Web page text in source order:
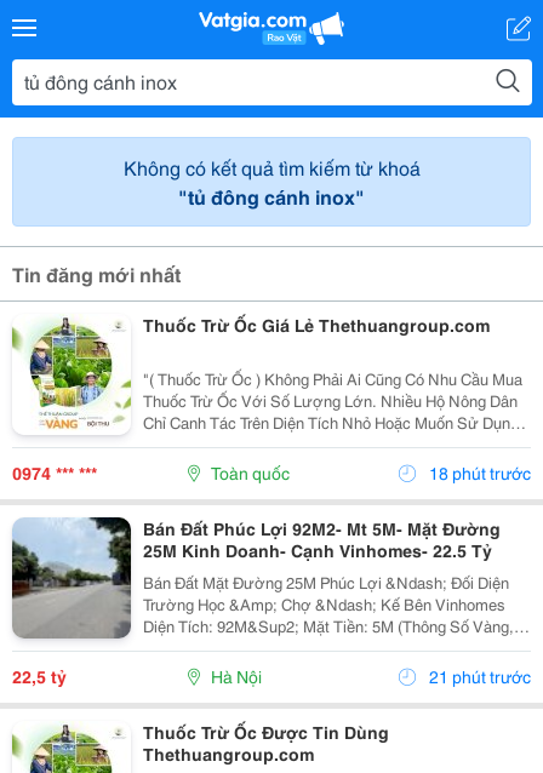
Không có kết quả tìm kiếm từ khoá
"tủ đông cánh inox"
Tin đăng mới nhất
Thuốc Trừ Ốc Giá Lẻ Thethuangroup.com
"( Thuốc Trừ Ốc ) Không Phải Ai Cũng Có Nhu Cầu Mua
Thuốc Trừ Ốc Với Số Lượng Lớn. Nhiều Hộ Nông Dân
Chỉ Canh Tác Trên Diện Tích Nhỏ Hoặc Muốn Sử Dụng
Thử Trước Khi Quyết Định Nhập Nhiều Hơn. Vì Vậy,
Việc Tìm Kiếm Thuốc Trừ Ốc Giá Lẻ Là Nhu Cầu Rất...
0974 *** *** Toàn quốc 18 phút trước
Bán Đất Phúc Lợi 92M2- Mt 5M- Mặt Đường
25M Kinh Doanh- Cạnh Vinhomes- 22.5 Tỷ
Bán Đất Mặt Đường 25M Phúc Lợi &Ndash; Đối Diện
Trường Học &Amp; Chợ &Ndash; Kế Bên Vinhomes
Diện Tích: 92M&Sup2; Mặt Tiền: 5M (Thông Số Vàng,
Vuông Vắn). Vị Trí: Mặt Đường 25M, Vỉa Hè Rộng. Tọa
Lạc Tại Trung Tâm Phúc Lợi, Ngay Sát Khu Đô Thị...
22,5 tỷ Hà Nội 21 phút trước
Thuốc Trừ Ốc Được Tin Dùng
Thethuangroup.com